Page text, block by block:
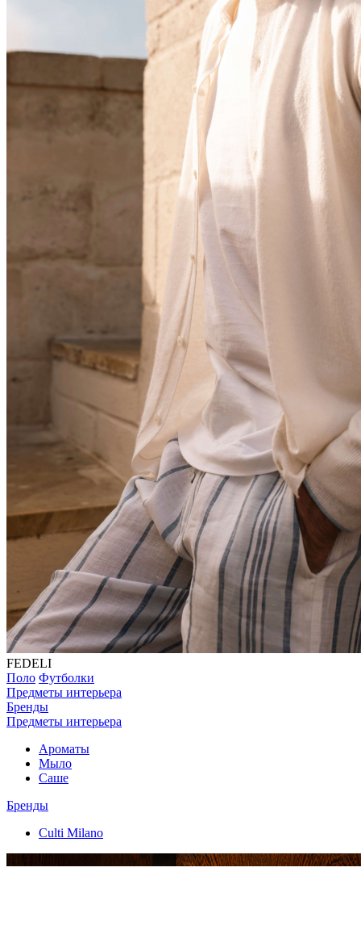
FEDELI
Поло Футболки
Предметы интерьера
Бренды
Предметы интерьера
Ароматы
Мыло
Саше
Бренды
Culti Milano